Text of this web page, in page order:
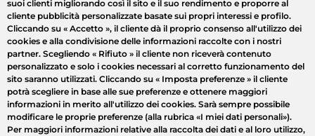
suoi clienti migliorando così il sito e il suo rendimento e proporre al
cliente pubblicità personalizzate basate sui propri interessi e profilo.
Cliccando su « Accetto », il cliente dà il proprio consenso all'utilizzo dei
cookies e alla condivisione delle informazioni raccolte con i nostri
partner. Scegliendo « Rifiuto » il cliente non riceverà contenuto
personalizzato e solo i cookies necessari al corretto funzionamento del
sito saranno utilizzati. Cliccando su « Imposta preferenze » il cliente
potrà scegliere in base alle sue preferenze e ottenere maggiori
informazioni in merito all'utilizzo dei cookies. Sarà sempre possibile
modificare le proprie preferenze (alla rubrica «I miei dati personali»).
Per maggiori informazioni relative alla raccolta dei dati e al loro utilizzo,